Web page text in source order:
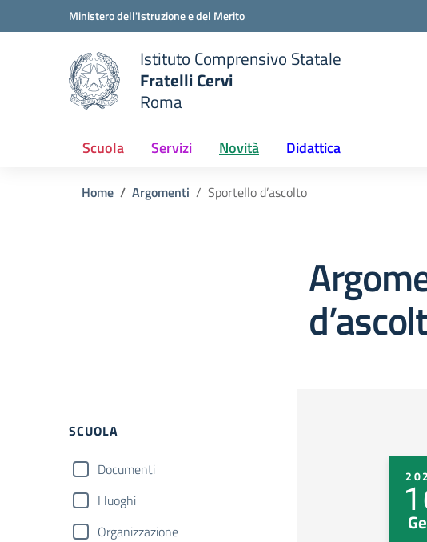
Vai ai contenuti
Vai al menu di navigazioneMinistero dell'Istruzione e del Merito
scuola
Istituto Comprensivo Statale
Fratelli Cervi
Roma
Scuola Servizi Novità Didattica
Home Argomenti Sportello d’ascolto
Filtri
SCUOLA
Documenti
I luoghi
Organizzazione